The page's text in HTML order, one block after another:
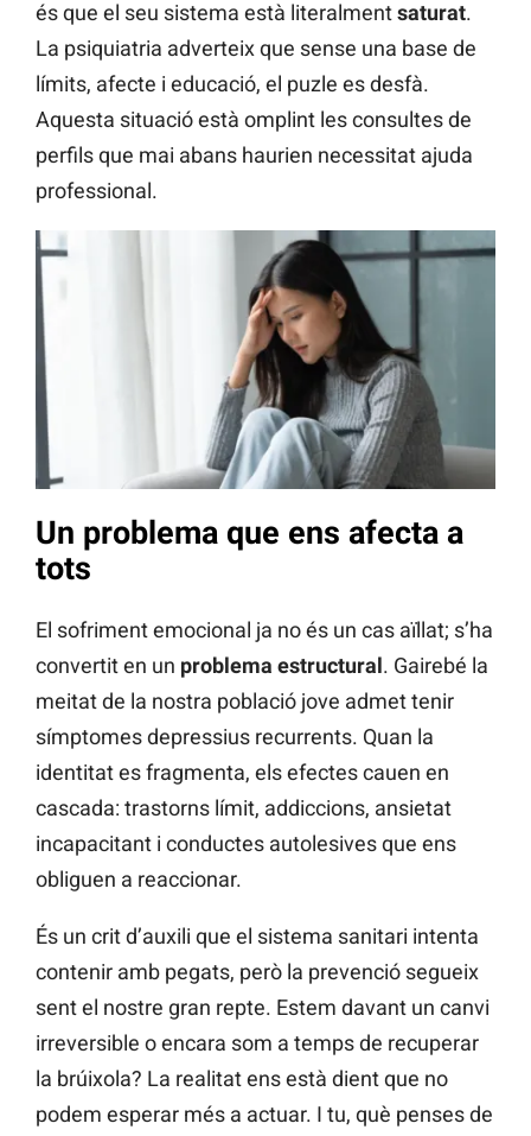
és que el seu sistema està literalmentsaturat.
La psiquiatria adverteix que sense una base de
límits, afecte i educació, el puzle es desfà.
Aquesta situació està omplint les consultes de
perfils que mai abans haurien necessitat ajuda
professional.
Un problema que ens afecta a
tots
El sofriment emocional ja no és un cas aïllat; s’ha
convertit en un problema estructural. Gairebé la
meitat de la nostra població jove admet tenir
símptomes depressius recurrents. Quan la
identitat es fragmenta, els efectes cauen en
cascada: trastorns límit, addiccions, ansietat
incapacitant i conductes autolesives que ens
obliguen a reaccionar.
És un crit d’auxili que el sistema sanitari intenta
contenir amb pegats, però la prevenció segueix
sent el nostre gran repte. Estem davant un canvi
irreversible o encara som a temps de recuperar
la brúixola? La realitat ens està dient que no
podem esperar més a actuar. I tu, què penses de